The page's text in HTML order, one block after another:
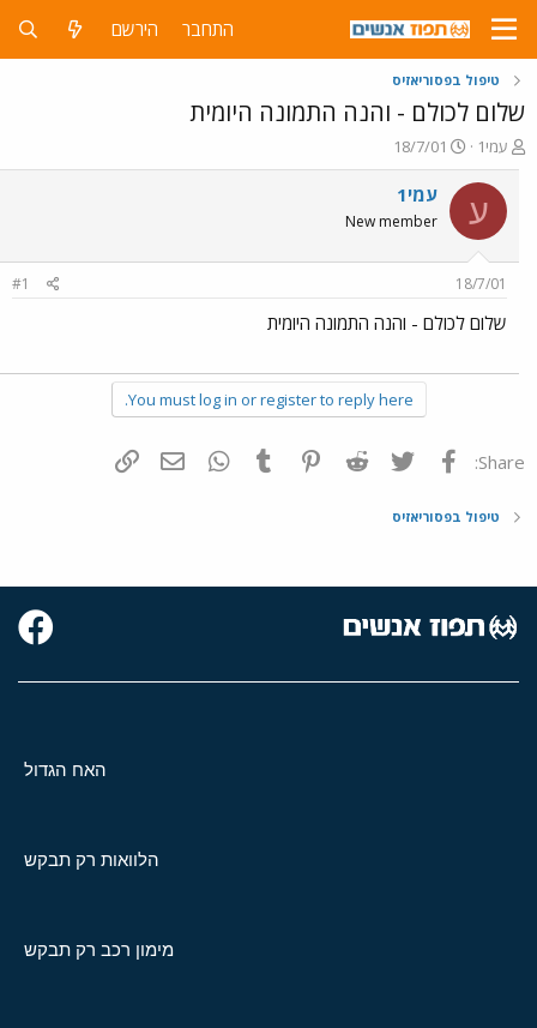
התחבר הירשם
טיפול בפסוריאזיס
שלום לכולם - והנה התמונה היומית
פ
ו
ת
ח
ה
ש
א
עמי1
פ
ו
ר
18/7/01
ע עמי1
New member
18/7/01
#1
שלום לכולם - והנה התמונה היומית
You must log in or register to reply here.
Share: פייסבוק Twitter
Reddit
Pinterest
Tumblr
WhatsAppדואר אלקטרוני
טיפול בפסוריאזיס
האח הגדול
הלוואות רק תבקש
מימון רכב רק תבקש